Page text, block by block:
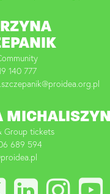
140 777
MICHALISZYN
Group tickets
689 594‬